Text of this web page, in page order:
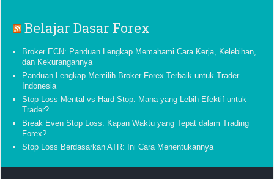
Belajar Dasar Forex
Broker ECN: Panduan Lengkap Memahami Cara Kerja, Kelebihan,
dan Kekurangannya
Panduan Lengkap Memilih Broker Forex Terbaik untuk Trader
Indonesia
Stop Loss Mental vs Hard Stop: Mana yang Lebih Efektif untuk
Trader?
Break Even Stop Loss: Kapan Waktu yang Tepat dalam Trading
Forex?
Stop Loss Berdasarkan ATR: Ini Cara Menentukannya